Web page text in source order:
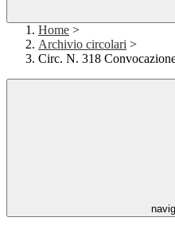
Home >
Archivio circolari >
Circ. N. 318